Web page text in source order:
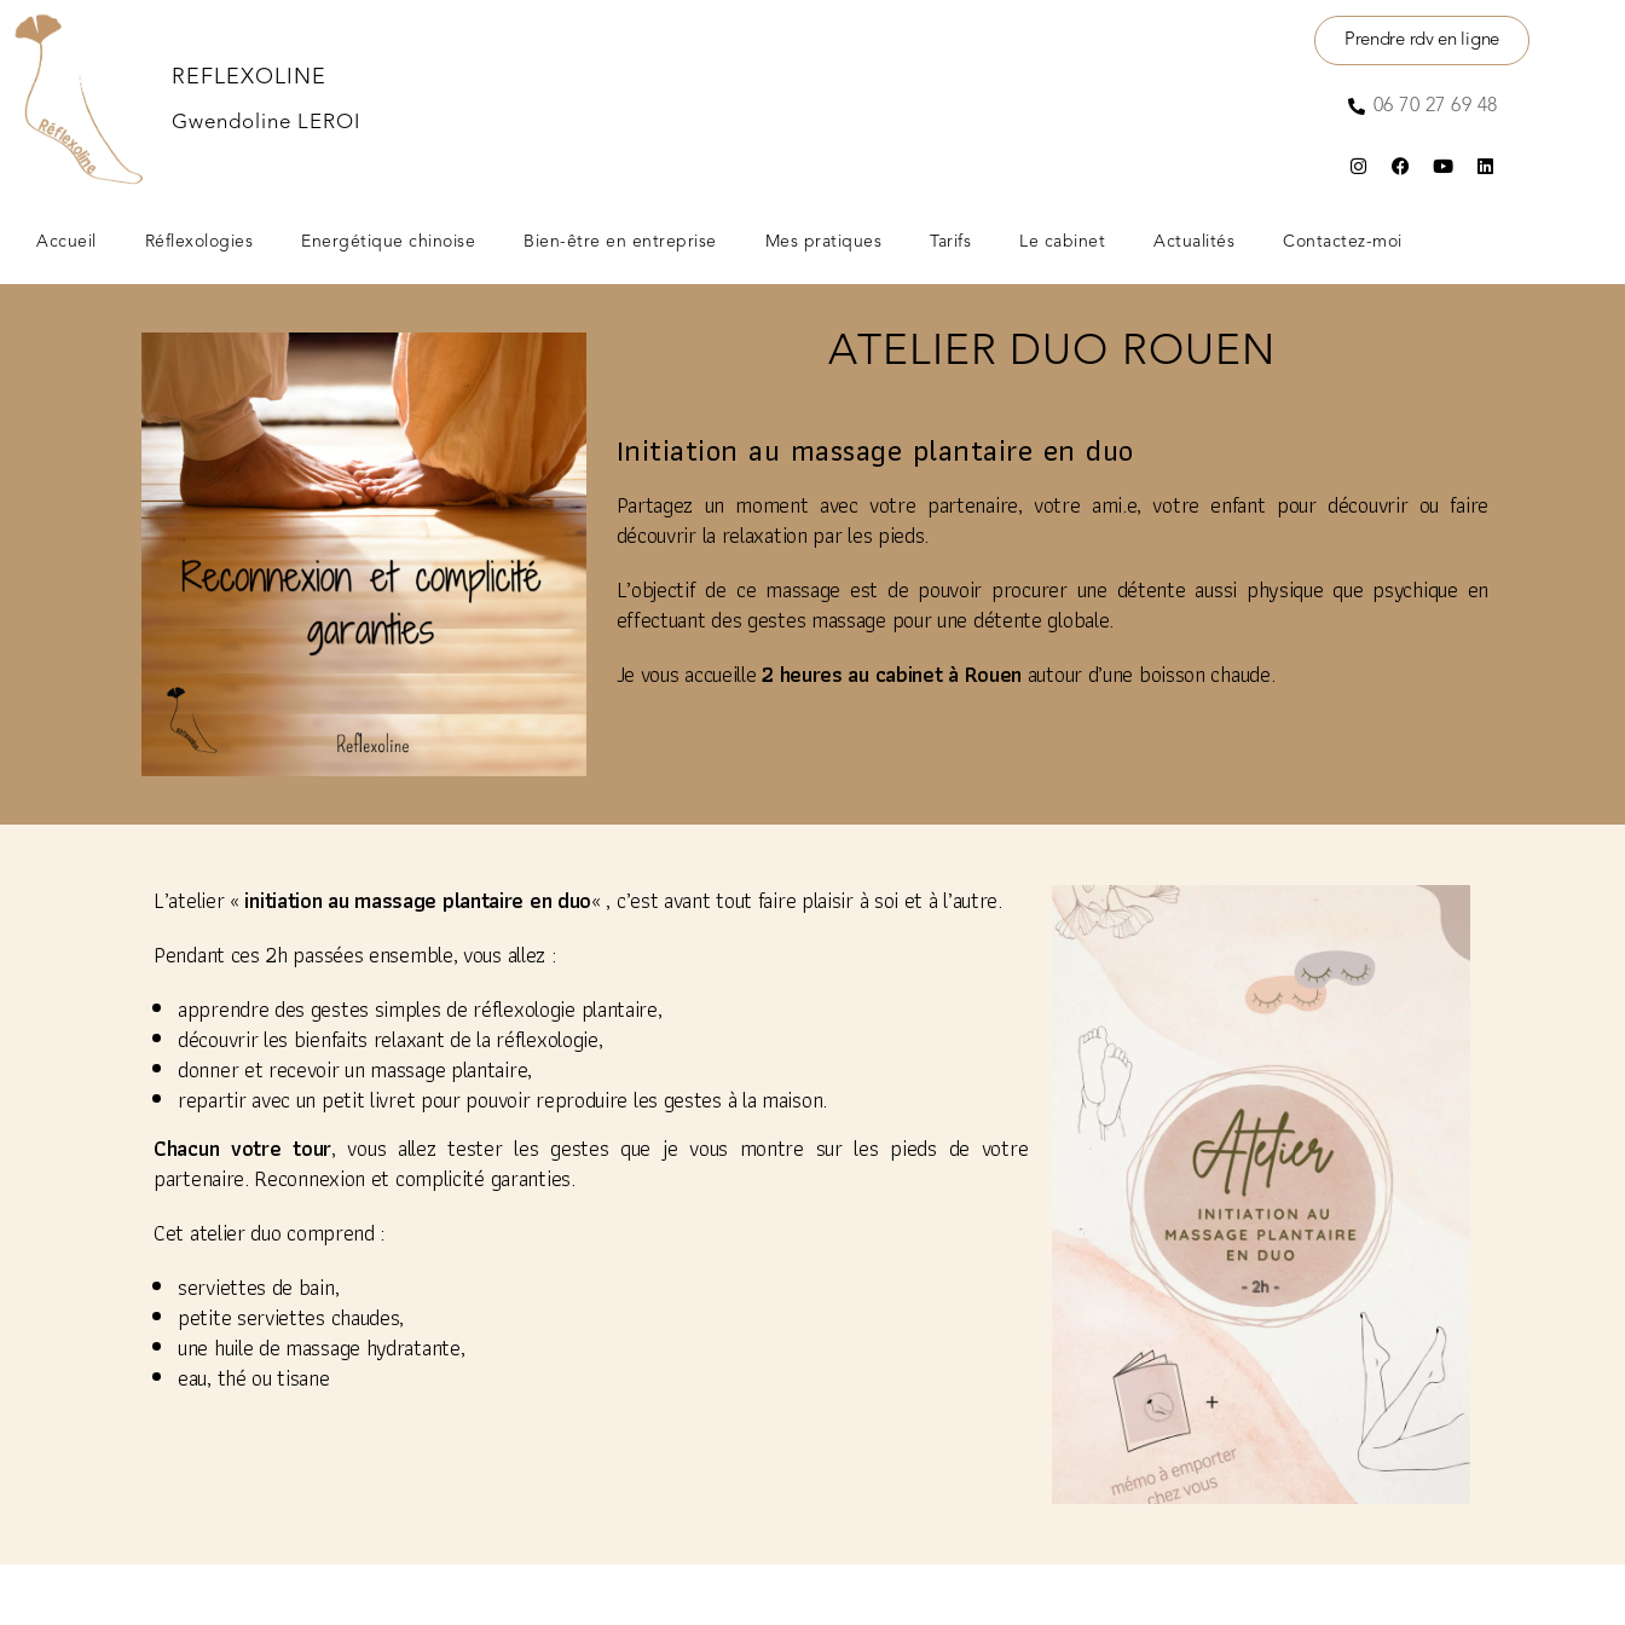
REFLEXOLINE
Gwendoline LEROI
Prendre rdv en ligne
06 70 27 69 48
Accueil Réflexologies Energétique chinoise Bien-être en entreprise Mes pratiques Tarifs Le cabinet Actualités Contactez-moi
ATELIER DUO ROUEN
Initiation au massage plantaire en duo
Partagez un moment avec votre partenaire, votre ami.e, votre enfant pour découvrir ou faire
découvrir la relaxation par les pieds.
L’objectif de ce massage est de pouvoir procurer une détente aussi physique que psychique en
effectuant des gestes massage pour une détente globale.
Je vous accueille2 heures au cabinet à Rouen autour d’une boisson chaude.
L’atelier « initiation au massage plantaire en duo« , c’est avant tout faire plaisir à soi et à l’autre.
Pendant ces 2h passées ensemble, vous allez :
apprendre des gestes simples de réflexologie plantaire,
découvrir les bienfaits relaxant de la réflexologie,​
donner et recevoir un massage plantaire,
repartir avec un petit livret pour pouvoir reproduire les gestes à la maison.
​Chacun votre tour, vous allez tester les gestes que je vous montre sur les pieds de votre
partenaire. Reconnexion et complicité garanties.
Cet atelier duo comprend :
serviettes de bain,
petite serviettes chaudes,
une huile de massage hydratante,
eau, thé ou tisane